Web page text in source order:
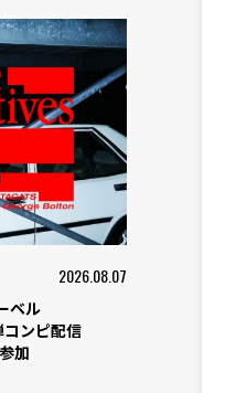
2026.08.07
ベル
コンピ配信
加